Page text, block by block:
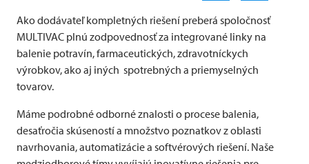
Ako dodávateľ kompletných riešení preberá spoločnosť
MULTIVAC plnú zodpovednosť za integrované linky na
balenie potravín, farmaceutických, zdravotníckych
výrobkov, ako aj iných spotrebných a priemyselných
tovarov.
Máme podrobné odborné znalosti o procese balenia,
desaťročia skúseností a množstvo poznatkov z oblasti
navrhovania, automatizácie a softvérových riešení. Naše